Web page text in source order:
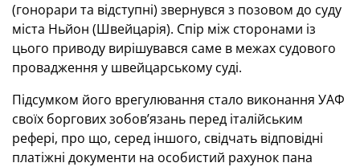
(гонорари та відступні) звернувся з позовом до суду
міста Ньйон (Швейцарія). Спір між сторонами із
цього приводу вирішувався саме в межах судового
провадження у швейцарському суді.
Підсумком його врегулювання стало виконання УАФ
своїх боргових зобов’язань перед італійським
рефері, про що, серед іншого, свідчать відповідні
платіжні документи на особистий рахунок пана